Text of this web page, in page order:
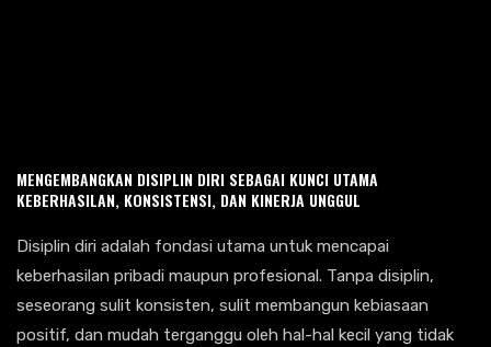
MENGEMBANGKAN DISIPLIN DIRI SEBAGAI KUNCI UTAMA
KEBERHASILAN, KONSISTENSI, DAN KINERJA UNGGUL
Disiplin diri adalah fondasi utama untuk mencapai
keberhasilan pribadi maupun profesional. Tanpa disiplin,
seseorang sulit konsisten, sulit membangun kebiasaan
positif, dan mudah terganggu oleh hal-hal kecil yang tidak